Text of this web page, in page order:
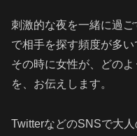
刺激的な夜を一緒に過
で相手を探す頻度が多い
その時に女性が、どの
を、お伝えします。
TwitterなどのSNSで大